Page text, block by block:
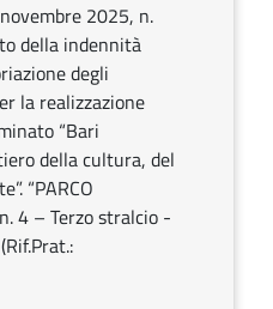
2025, n.
della indennità
degli
la realizzazione
“Bari
della cultura, del
“PARCO
4 – Terzo stralcio -